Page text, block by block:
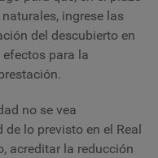
ingrese las
del descubierto en
para la
no se vea
lo previsto en el Real
acreditar la reducción